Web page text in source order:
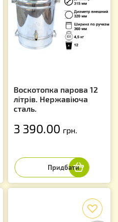
Воскотопка парова 12
літрів. Нержавіюча
сталь.
3 390.00 грн.